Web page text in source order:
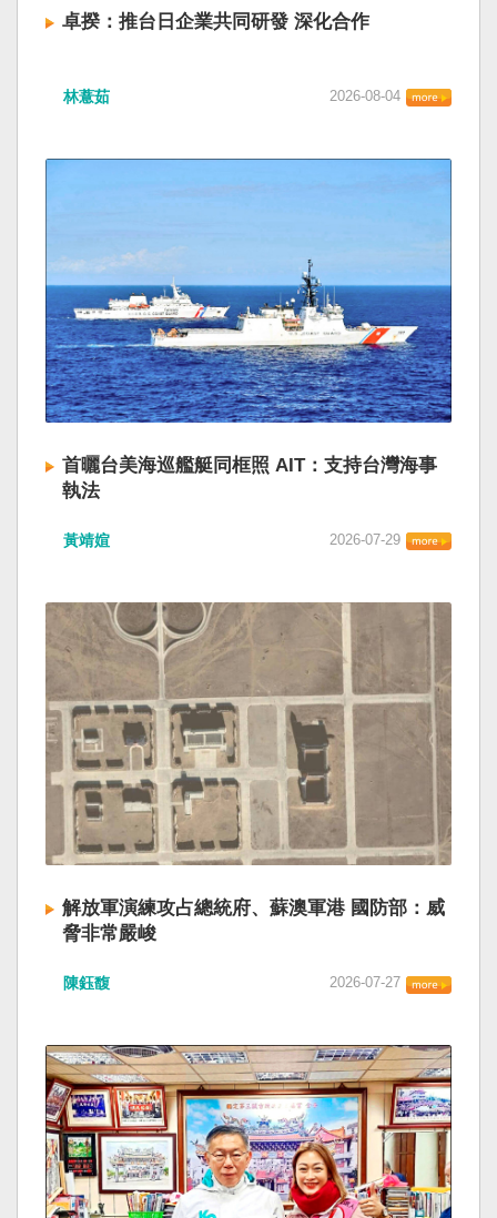
卓揆：推台日企業共同研發 深化合作
林薏茹 2026-08-04
首曬台美海巡艦艇同框照 AIT：支持台灣海事
執法
黃靖媗 2026-07-29
解放軍演練攻占總統府、蘇澳軍港 國防部：威
脅非常嚴峻
陳鈺馥 2026-07-27